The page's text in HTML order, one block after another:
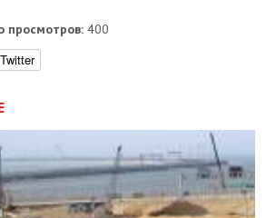
просмотров: 400
Twitter